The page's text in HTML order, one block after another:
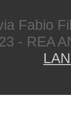
Fabio
- REA